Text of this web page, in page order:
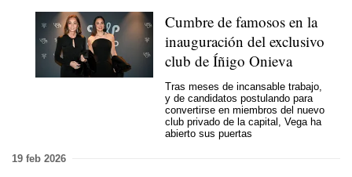
Cumbre de famosos en la
inauguración del exclusivo
club de Íñigo Onieva
Tras meses de incansable trabajo,
y de candidatos postulando para
convertirse en miembros del nuevo
club privado de la capital, Vega ha
abierto sus puertas
19 feb 2026